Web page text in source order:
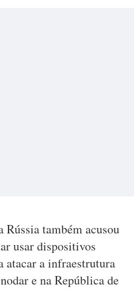
também acusou
usar dispositivos
atacar a infraestrutura
e na República de